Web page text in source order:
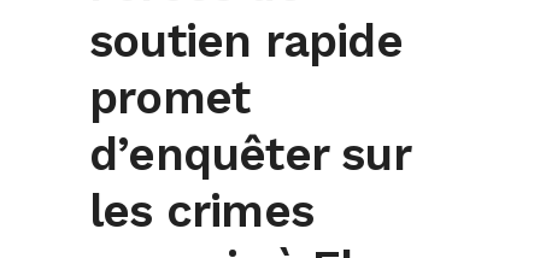
soutien rapide
promet
d’enquêter sur
les crimes